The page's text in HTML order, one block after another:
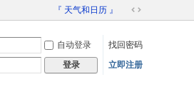
『 天气和日历 』
切
到
宽
自动登录
找回密码
登录 立即注册